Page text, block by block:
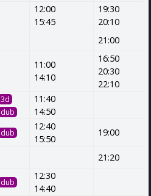
12:00
15:45
19:30
20:10
21:00
11:00
14:10
16:50
20:30
22:10
3d
dub
11:40
14:50
dub
12:40
15:50
19:00
21:20
dub
12:30
14:40